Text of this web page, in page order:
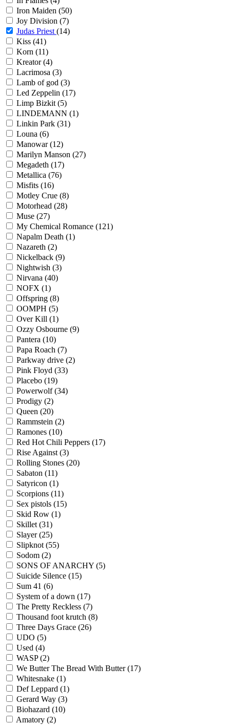
Iron Maiden (50)
Joy Division (7)
Judas Priest(14)
Kiss (41)
Korn (11)
Kreator(4)
Lacrimosa (3)
Lamb of god (3)
Led Zeppelin (17)
Limp Bizkit(5)
LINDEMANN (1)
Linkin Park (31)
Louna (6)
Manowar(12)
Marilyn Manson (27)
Megadeth (17)
Metallica (76)
Misfits (16)
Motley Crue (8)
Motorhead (28)
Muse (27)
My Chemical Romance (121)
Napalm Death (1)
Nazareth (2)
Nickelback (9)
Nightwish (3)
Nirvana (40)
NOFX (1)
Offspring (8)
OOMPH (5)
Over Kill (1)
Ozzy Osbourne (9)
Pantera (10)
Papa Roach (7)
Parkway drive (2)
Pink Floyd (33)
Placebo (19)
Powerwolf(34)
Prodigy (2)
Queen (20)
Rammstein (2)
Ramones (10)
Red Hot Chili Peppers (17)
Rise Against(3)
Rolling Stones (20)
Sabaton (11)
Satyricon (1)
Scorpions (11)
Sex pistols (15)
Skid Row (1)
Skillet(31)
Slayer(25)
Slipknot(55)
Sodom (2)
SONS OF ANARCHY (5)
Suicide Silence (15)
Sum 41 (6)
System of a down (17)
The Pretty Reckless (7)
Thousand foot krutch (8)
Three Days Grace (26)
UDO (5)
Used (4)
WASP(2)
We Butter The Bread With Butter(17)
Whitesnake (1)
Def Leppard (1)
Gerard Way (3)
Biohazard (10)
Amatory (2)